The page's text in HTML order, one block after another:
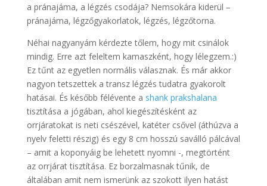
a pránajáma, a légzés csodája? Nemsokára kiderül –
pránajáma, légzőgyakorlatok, légzés, légzőtorna.
Néhai nagyanyám kérdezte tőlem, hogy mit csinálok
mindig. Erre azt feleltem kamaszként, hogy lélegzem.:)
Ez tűnt az egyetlen normális válasznak. És már akkor
nagyon tetszettek a transz légzés tudatra gyakorolt
hatásai. És később félévente a shank prakshalana
tisztítása a jógában, ahol kiegészítésként az
orrjáratokat is neti csészével, katéter csővel (áthúzva a
nyelv feletti részig) és egy 8 cm hosszú saválló pálcával
– amit a koponyáig be lehetett nyomni -, megtörtént
az orrjárat tisztítása. Ez borzalmasnak tűnik, de
általában amit nem ismerünk az szokott ilyen hatást